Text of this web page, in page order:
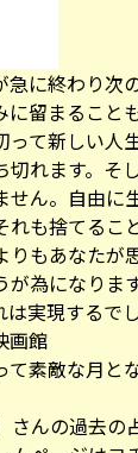
急に終わり次
に留まること
て新しい人
切れます。そ
せん。自由に
れも捨てるこ
りもあなたが
為になりま
実現するでし
画館
素敵な月と
さんの過去の